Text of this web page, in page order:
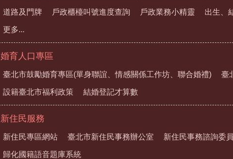
道路及門牌 戶政櫃檯叫號進度查詢 戶政業務小精靈 出生、
更多...
婚育人口專區
臺北市鼓勵婚育專區(單身聯誼、情感關係工作坊、聯合婚禮) 臺
設籍臺北市福利政策 結婚登記才算數
新住民服務
新住民專區網站 臺北市新住民事務辦公室 新住民事務諮詢委
歸化國籍語音題庫系統